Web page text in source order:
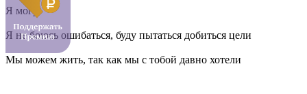
Я могу
Я не боюсь ошибаться, буду пытаться добиться цели
Мы можем жить, так как мы с тобой давно хотели